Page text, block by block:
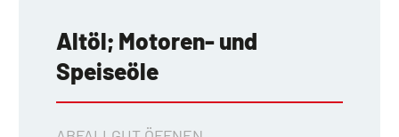
Altöl; Motoren- und
Speiseöle